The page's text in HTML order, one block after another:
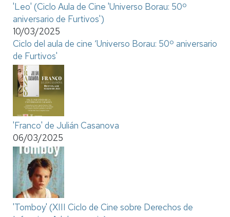
'Leo' (Ciclo Aula de Cine 'Universo Borau: 50º
aniversario de Furtivos')
10/03/2025
Ciclo del aula de cine ‘Universo Borau: 50º aniversario
de Furtivos'
'Franco' de Julián Casanova
06/03/2025
'Tomboy' (XIII Ciclo de Cine sobre Derechos de